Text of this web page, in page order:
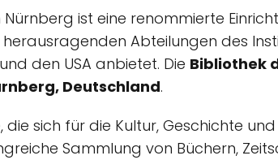
Nürnberg ist eine renommierte
Abteilungen des
den USA anbietet. Die Bibliothek
Deutschland.
die sich für die Kultur, Geschichte
Sammlung von Büchern,